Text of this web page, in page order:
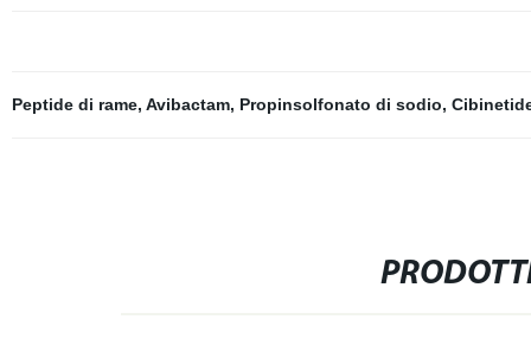
Peptide di rame, Avibactam, Propinsolfonato di sodio,